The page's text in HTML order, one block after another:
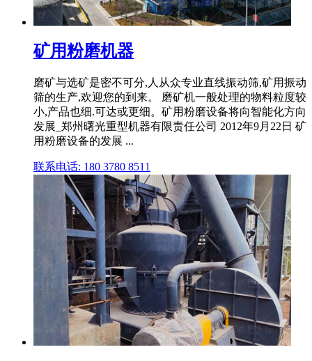
矿用粉磨机器
磨矿与选矿是密不可分,人从众专业直线振动筛,矿用振动
筛的生产,欢迎您的到来。 磨矿机一般处理的物料粒度较
小,产品也细.可达或更细。矿用粉磨设备将向智能化方向
发展_郑州曙光重型机器有限责任公司 2012年9月22日 矿
用粉磨设备的发展 ...
联系电话: 180 3780 8511